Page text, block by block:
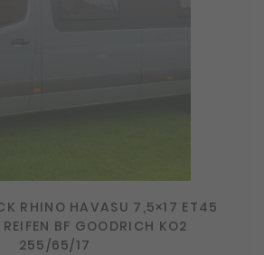
RHINO HAVASU 7,5×17 ET45
BF GOODRICH KO2
255/65/17